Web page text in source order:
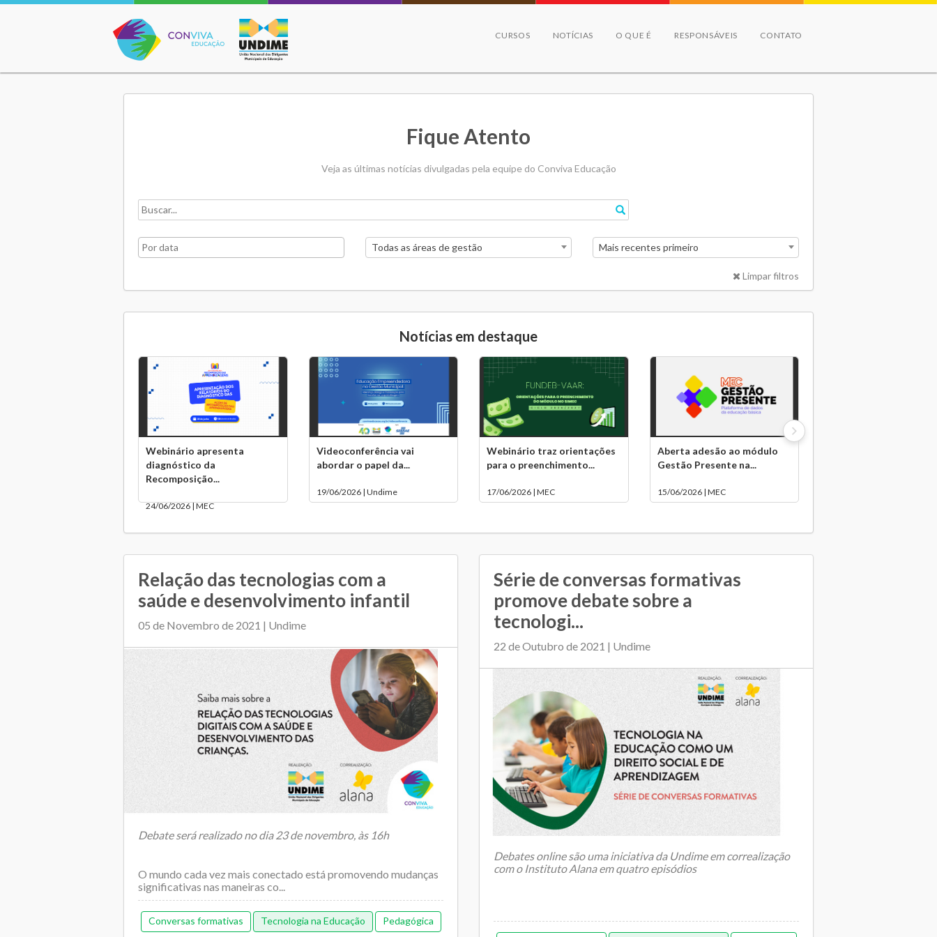
Conviva Educação
CURSOS NOTÍCIAS O QUE É RESPONSÁVEIS CONTATO
Fique Atento
Veja as últimas notícias divulgadas pela equipe do Conviva Educação
Todas as áreas de gestão Mais recentes primeiro
Limpar filtros
Notícias em destaque
Webinário apresenta
diagnóstico da
Recomposição...
24/06/2026 | MEC
Videoconferência vai
abordar o papel da...
19/06/2026 | Undime
Webinário traz orientações
para o preenchimento...
17/06/2026 | MEC
Aberta adesão ao módulo
Gestão Presente na...
15/06/2026 | MEC
Relação das tecnologias com a
saúde e desenvolvimento infantil
05 de Novembro de 2021 | Undime
Debate será realizado no dia 23 de novembro, às 16h
O mundo cada vez mais conectado está promovendo mudanças
significativas nas maneiras co...
Conversas formativas Tecnologia na Educação Pedagógica
Série de conversas formativas
promove debate sobre a
tecnologi...
22 de Outubro de 2021 | Undime
Debates online são uma iniciativa da Undime em correalização
com o Instituto Alana em quatro episódios
A pandemia revelou que o Brasil não est&aacu...